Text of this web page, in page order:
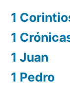
1
1
1 Juan
1 Pedro